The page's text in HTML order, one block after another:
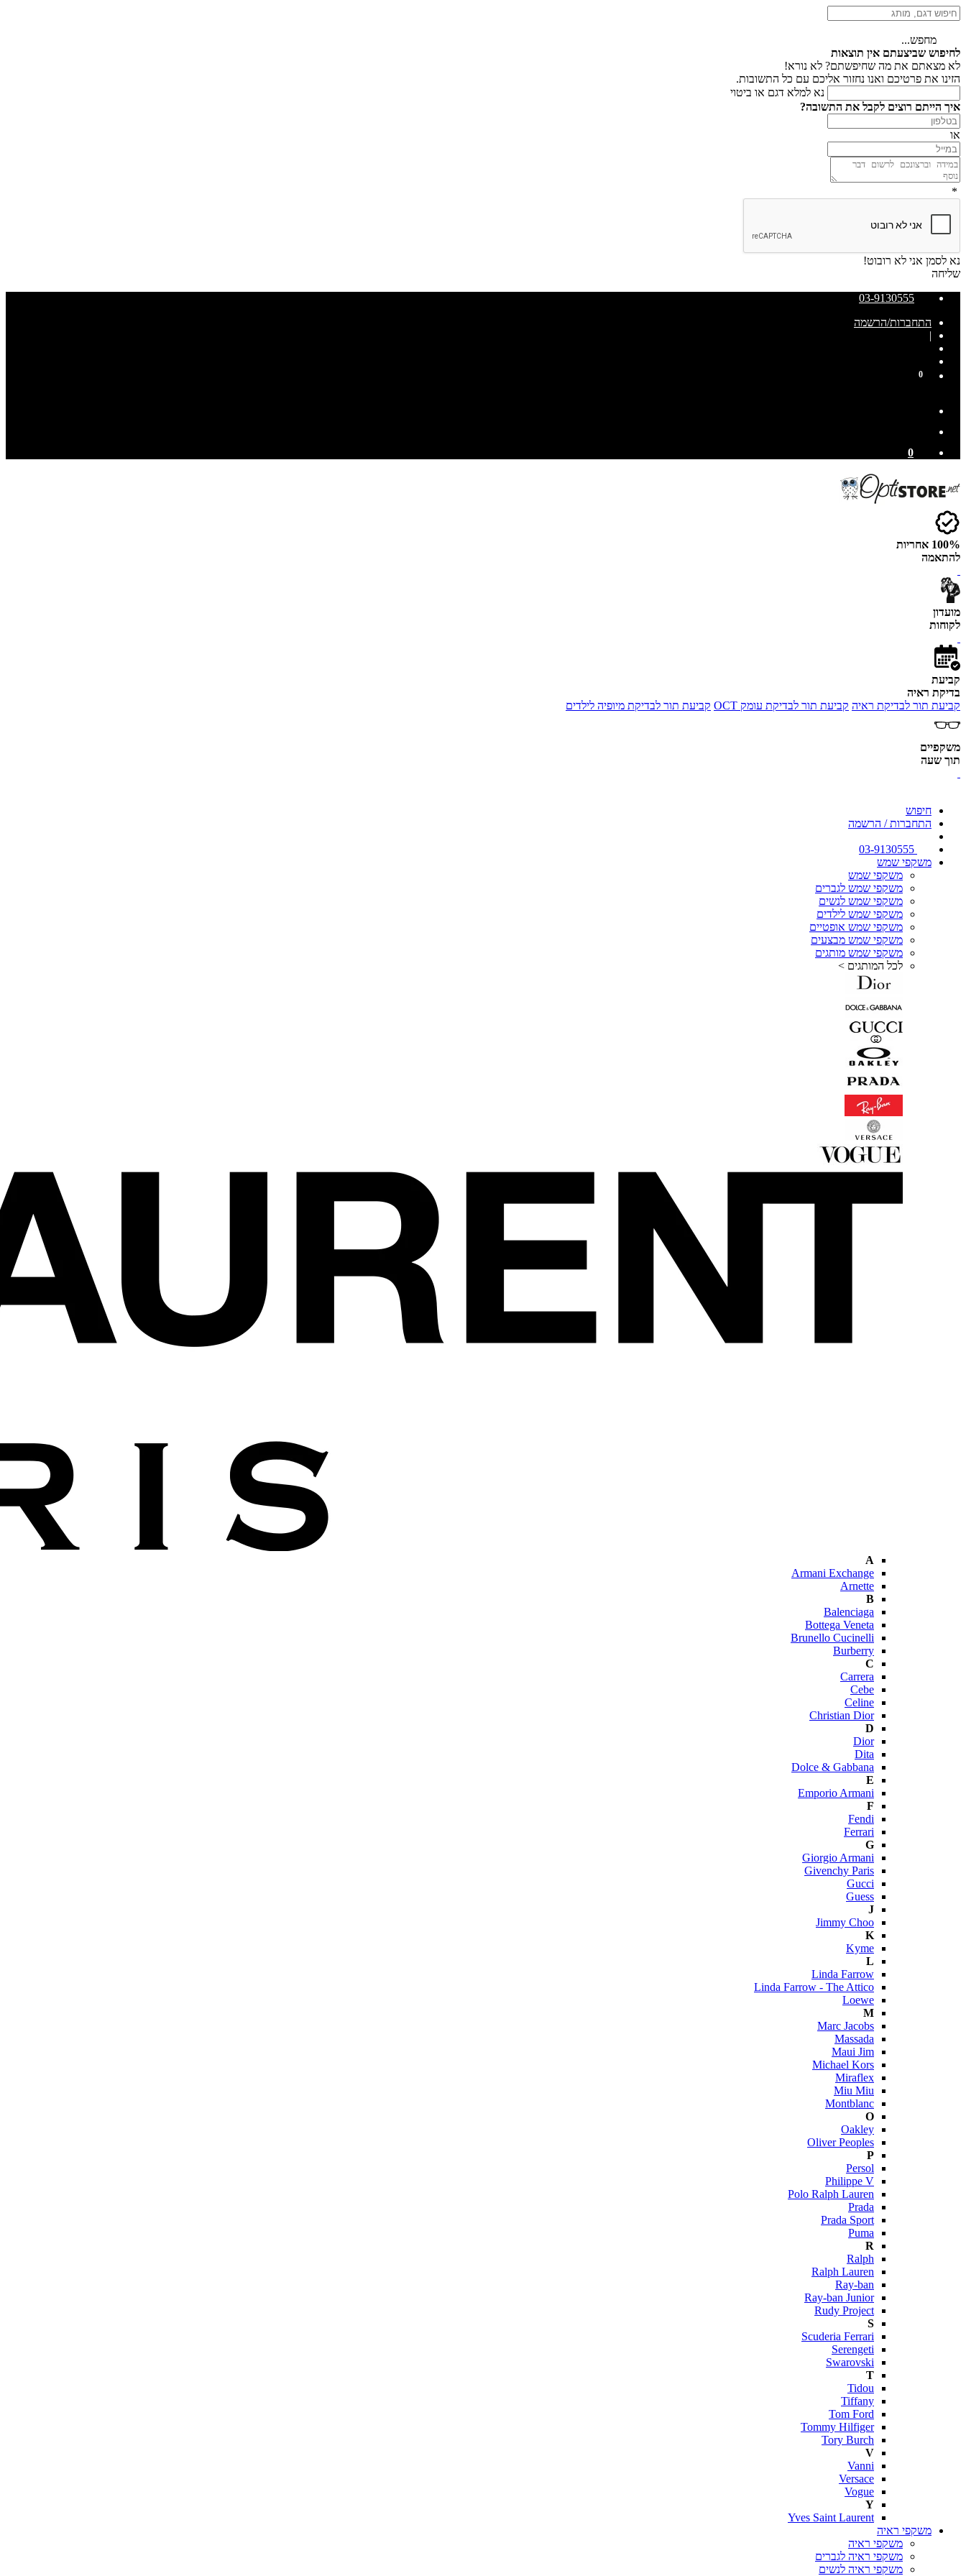
מחפש...
לחיפוש שביצעתם אין תוצאות
לא מצאתם את מה שחיפשתם? לא נורא!
הזינו את פרטיכם ואנו נחזור אליכם עם כל התשובות.
נא למלא דגם או ביטוי
איך הייתם רוצים לקבל את התשובה?
או
*
נא לסמן אני לא רובוט!
שליחה
03-9130555
התחברות/הרשמה
|
0
0
100% אחריות
להתאמה
מועדון
לקוחות
קביעת
בדיקת ראיה
קביעת תור לבדיקת ראיה קביעת תור לבדיקת עומק OCT קביעת תור לבדיקת מיופיה לילדים
משקפיים
תוך שעה
חיפוש
התחברות / הרשמה
משקפי שמש
משקפי שמש
משקפי שמש לגברים
משקפי שמש לנשים
משקפי שמש לילדים
משקפי שמש אופטיים
משקפי שמש מבצעים
משקפי שמש מותגים
לכל המותגים >
A
Armani Exchange
Arnette
B
Balenciaga
Bottega Veneta
Brunello Cucinelli
Burberry
C
Carrera
Cebe
Celine
Christian Dior
D
Dior
Dita
Dolce & Gabbana
E
Emporio Armani
F
Fendi
Ferrari
G
Giorgio Armani
Givenchy Paris
Gucci
Guess
J
Jimmy Choo
K
Kyme
L
Linda Farrow
Linda Farrow - The Attico
Loewe
M
Marc Jacobs
Massada
Maui Jim
Michael Kors
Miraflex
Miu Miu
Montblanc
O
Oakley
Oliver Peoples
P
Persol
Philippe V
Polo Ralph Lauren
Prada
Prada Sport
Puma
R
Ralph
Ralph Lauren
Ray-ban
Ray-ban Junior
Rudy Project
S
Scuderia Ferrari
Serengeti
Swarovski
T
Tidou
Tiffany
Tom Ford
Tommy Hilfiger
Tory Burch
V
Vanni
Versace
Vogue
Y
Yves Saint Laurent
משקפי ראיה
משקפי ראיה
משקפי ראיה לגברים
משקפי ראיה לנשים